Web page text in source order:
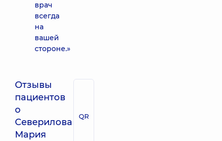
врач
всегда
на
вашей
стороне.»
Отзывы
пациентов
о
Северилова
Мария
QR